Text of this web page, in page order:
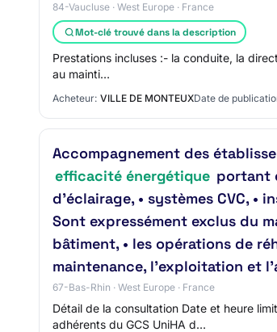
84-Vaucluse · West Europe · France
Mot-clé trouvé dans la description
Prestations incluses :- la conduite, la
au mainti…
Acheteur: VILLE DE MONTEUXDate de
Accompagnement des
efficacité énergétique portant
d’éclairage, • systèmes CVC,
Sont expressément exclus du
bâtiment, • les opérations de
maintenance, l’exploitation et
67-Bas-Rhin · West Europe · France
Détail de la consultation Date et heure
adhérents du GCS UniHA d…